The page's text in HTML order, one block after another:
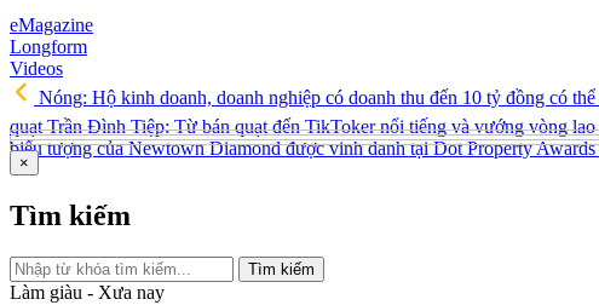
eMagazine
Longform
Videos
Nóng: Hộ kinh doanh, doanh nghiệp có doanh thu đến 10 tỷ đồng có
quạt Trần Đình Tiệp: Từ bán quạt đến TikToker nổi tiếng và vướng vòng
biểu tượng của Newtown Diamond được vinh danh tại Dot Property Awards
×
Tìm kiếm
Tìm kiếm
Làm giàu - Xưa nay